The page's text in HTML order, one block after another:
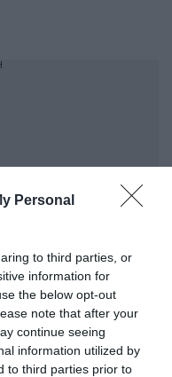
Personal
to third parties, or
information for
the below opt-out
note that after your
continue seeing
information utilized by
to third parties prior to